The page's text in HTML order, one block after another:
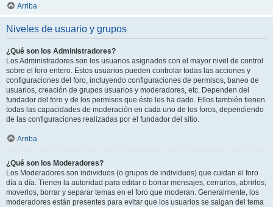
Arriba
Niveles de usuario y grupos
¿Qué son los Administradores?
Los Administradores son los usuarios asignados con el mayor nivel de control
sobre el foro entero. Estos usuarios pueden controlar todas las acciones y
configuraciones del foro, incluyendo configuraciones de permisos, baneo de
usuarios, creación de grupos usuarios y moderadores, etc. Dependen del
fundador del foro y de los permisos que éste les ha dado. Ellos también tienen
todas las capacidades de moderación en cada uno de los foros, dependiendo
de las configuraciones realizadas por el fundador del sitio.
Arriba
¿Qué son los Moderadores?
Los Moderadores son individuos (o grupos de individuos) que cuidan el foro
día a día. Tienen la autoridad para editar o borrar mensajes, cerrarlos, abrirlos,
moverlos, borrar y separar temas en el foro que moderan. Generalmente, los
moderadores están presentes para evitar que los usuarios se salgan del tema